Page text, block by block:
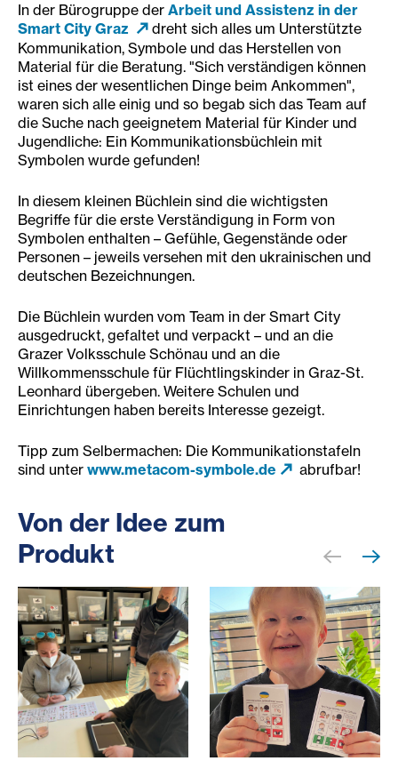
In der Bürogruppe der Arbeit und Assistenz in der
Smart City Graz
dreht sich alles um Unterstützte
Kommunikation, Symbole und das Herstellen von
Material für die Beratung. "Sich verständigen können
ist eines der wesentlichen Dinge beim Ankommen",
waren sich alle einig und so begab sich das Team auf
die Suche nach geeignetem Material für Kinder und
Jugendliche: Ein Kommunikationsbüchlein mit
Symbolen wurde gefunden!
In diesem kleinen Büchlein sind die wichtigsten
Begriffe für die erste Verständigung in Form von
Symbolen enthalten – Gefühle, Gegenstände oder
Personen – jeweils versehen mit den ukrainischen und
deutschen Bezeichnungen.
Die Büchlein wurden vom Team in der Smart City
ausgedruckt, gefaltet und verpackt – und an die
Grazer Volksschule Schönau und an die
Willkommensschule für Flüchtlingskinder in Graz-St.
Leonhard übergeben. Weitere Schulen und
Einrichtungen haben bereits Interesse gezeigt.
Tipp zum Selbermachen: Die Kommunikationstafeln
sind unter www.metacom-symbole.de abrufbar!
Von der Idee zum
Produkt